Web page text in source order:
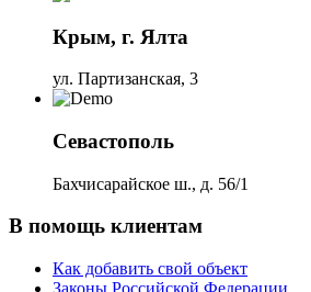
Крым, г. Ялта
ул. Партизанская, 3
Севастополь
Бахчисарайское ш., д. 56/1
В помощь клиентам
Как добавить свой объект